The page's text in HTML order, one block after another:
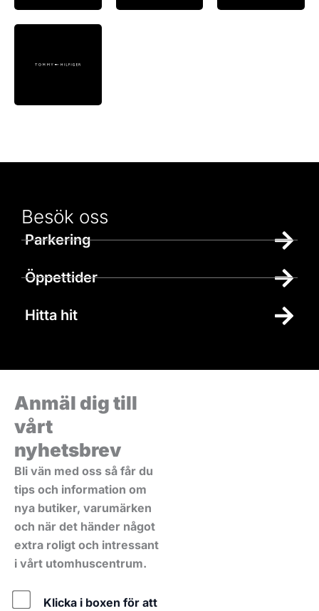
Besök oss
Parkering
Öppettider
Hitta hit
Anmäl dig till
vårt
nyhetsbrev
Bli vän med oss så får du
tips och information om
nya butiker, varumärken
och när det händer något
extra roligt och intressant
i vårt utomhuscentrum.
Klicka i boxen för att